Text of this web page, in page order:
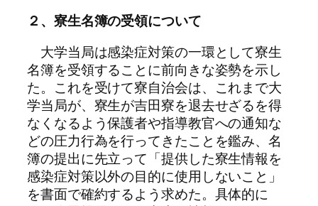
２、寮生名簿の受領について
大学当局は感染症対策の一環として寮生
名簿を受領することに前向きな姿勢を示し
た。これを受けて寮自治会は、これまで大
学当局が、寮生が吉田寮を退去せざるを得
なくなるよう保護者や指導教官への通知な
どの圧力行為を行ってきたことを鑑み、名
簿の提出に先立って「提供した寮生情報を
感染症対策以外の目的に使用しないこと」
を書面で確約するよう求めた。具体的に